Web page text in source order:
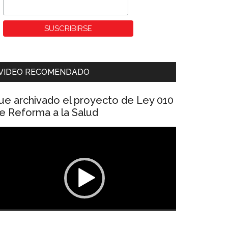
RECOMENDADO
archivado el proyecto de Ley 010
Reforma a la Salud